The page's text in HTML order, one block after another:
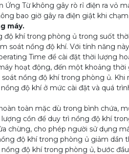
Từ không gây rò rỉ điện ra vỏ
bao giờ gây ra điện giật khi
máy.
khí trong phòng ủ trong suốt
soát nồng độ khí. Với tính năng
Time để cài đặt thời lượng
động, đến một khoảng thời
nồng độ khí trong phòng ủ.
độ khí ở mức cài đặt và quá
toàn mặc dù trong bình chứa,
cồn để duy trì nồng độ khí
chừng, cho phép người sử dụng
độ khí trong phòng ủ giảm
độ khí trong phòng ủ, bước